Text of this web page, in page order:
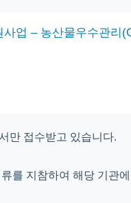
업 – 농산물우수관리
만 접수받고 있습니다.
를 지참하여 해당 기관